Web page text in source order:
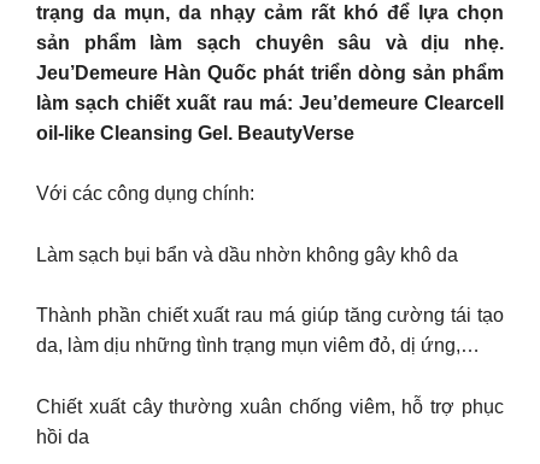
trạng da mụn, da nhạy cảm rất khó để lựa chọn
sản phẩm làm sạch chuyên sâu và dịu nhẹ.
Jeu’Demeure Hàn Quốc phát triển dòng sản phẩm
làm sạch chiết xuất rau má: Jeu’demeure Clearcell
oil-like Cleansing Gel. BeautyVerse
Với các công dụng chính:
Làm sạch bụi bẩn và dầu nhờn không gây khô da
Thành phần chiết xuất rau má giúp tăng cường tái tạo
da, làm dịu những tình trạng mụn viêm đỏ, dị ứng,…
Chiết xuất cây thường xuân chống viêm, hỗ trợ phục
hồi da